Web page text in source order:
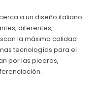
a un diseño italiano
diferentes,
la máxima calidad
tecnologías para el
por las piedras,